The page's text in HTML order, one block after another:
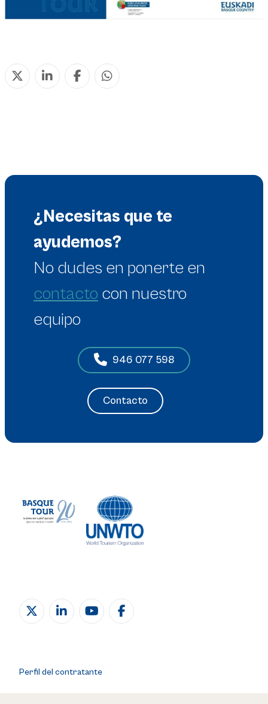
¿Necesitas que te
ayudemos?
No dudes en ponerte en
contacto con nuestro
equipo
946 077 598
Contacto
Perfil del contratante